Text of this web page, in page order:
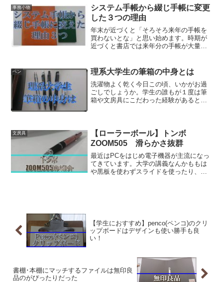
てる方でも、いつもより低音がはっきり
聞こえてきて音楽に包ま...
事務小物
システム手帳から綴じ手帳に変更
した３つの理由
年末が近づくと「そろそろ来年の手帳を
買わないとな」と思い始めます。時期が
近づくと書店では来年分の手帳が大量に
ね。紙の手帳を愛用している方の中には
来年はシステム手帳に挑戦...
ペン 理系大学生の筆箱の中身とは
洗濯物よく乾く今日この頃、いかがお過
ごしでしょうか。学生の誰もが１度は筆
箱や文房具にこだわった経験があると思
を集めた、少数精鋭隊にな...
文房具
【ローラーボール】トンボ
ZOOM505 滑らかさ抜群
最近はPCをはじめ電子機器が主流になっ
てきています。大学の講義なんかももは
や黒板を使わずスライドを使ったり、レ
【学生におすすめ】penco(ペンコ)のクリ
ップボードはデザインも使い勝手も良
い！
書棚･本棚にマッチするファイルは無印良
品のがぴったりだった